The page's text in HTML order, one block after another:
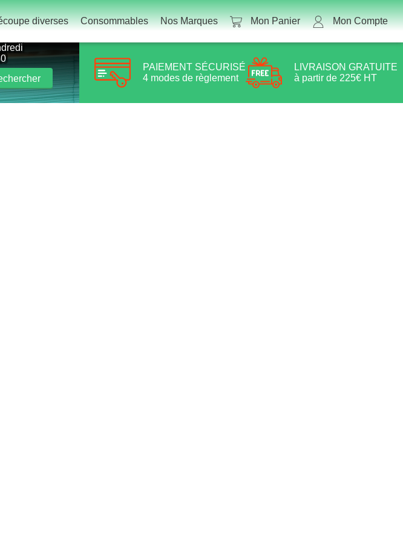
PAIEMENT SÉCURISÉ
4 modes de règlement
LIVRAISON GRATUITE
à partir de 225€ HT
diverses Consommables Nos Marques Mon Panier Mon Compte